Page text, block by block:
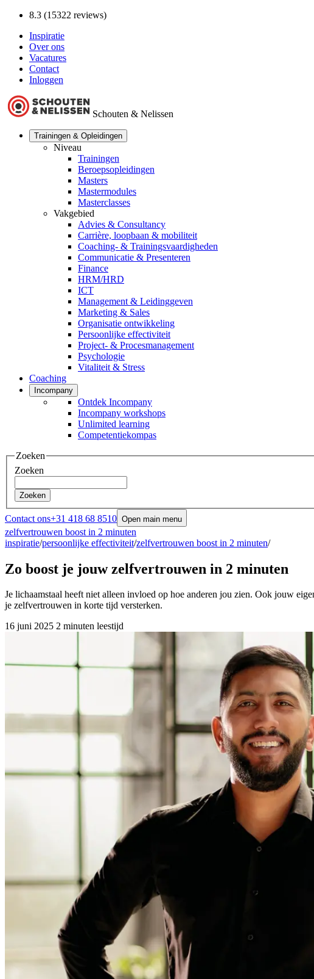
8.3 (15322 reviews)
Inspiratie
Over ons
Vacatures
Contact
Inloggen
Schouten & Nelissen
Trainingen & Opleidingen
Niveau
Trainingen
Beroepsopleidingen
Masters
Mastermodules
Masterclasses
Vakgebied
Advies & Consultancy
Carrière, loopbaan & mobiliteit
Coaching- & Trainingsvaardigheden
Communicatie & Presenteren
Finance
HRM/HRD
ICT
Management & Leidinggeven
Marketing & Sales
Organisatie ontwikkeling
Persoonlijke effectiviteit
Project- & Procesmanagement
Psychologie
Vitaliteit & Stress
Coaching
Incompany
Ontdek Incompany
Incompany workshops
Unlimited learning
Competentiekompas
Zoeken
Zoeken
Zoeken
Contact ons+31 418 68 8510 Open main menu
zelfvertrouwen boost in 2 minuten
inspiratie/persoonlijke effectiviteit/zelfvertrouwen boost in 2 minuten/
Zo boost je jouw zelfvertrouwen in 2 minuten
Je lichaamstaal heeft niet alleen invloed op hoe anderen jou zien. Ook jouw
je zelfvertrouwen in korte tijd versterken.
16 juni 2025 2 minuten leestijd